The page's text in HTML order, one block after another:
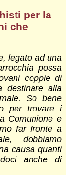
per la
che
legato ad una
possa
coppie di
destinare alla
So bene
per trovare i
Comunione e
far fronte a
dobbiamo
causa quanti
anche di